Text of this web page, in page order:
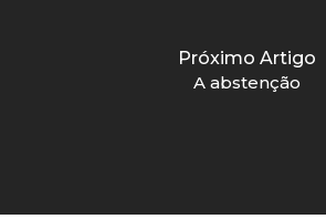
Próximo Artigo
A abstenção